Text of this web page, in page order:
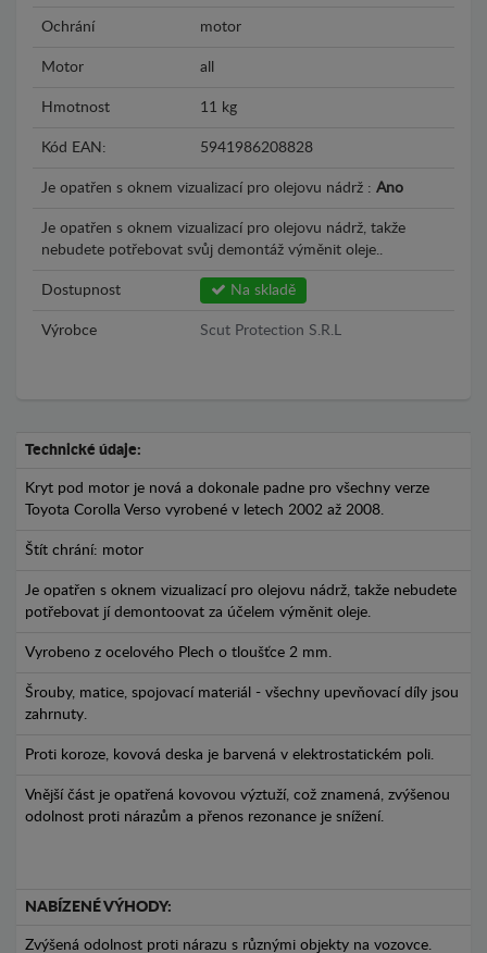
Ochrání motor
Motor all
Hmotnost 11 kg
Kód EAN: 5941986208828
Je opatřen s oknem vizualizací pro olejovu nádrž : Ano
Je opatřen s oknem vizualizací pro olejovu nádrž, takže
nebudete potřebovat svůj demontáž výměnit oleje..
Dostupnost Na skladě
Výrobce Scut Protection S.R.L
Technické údaje:
Kryt pod motor je nová a dokonale padne pro všechny verze
Toyota Corolla Verso vyrobené v letech 2002 až 2008.
Štít chrání: motor
Je opatřen s oknem vizualizací pro olejovu nádrž, takže nebudete
potřebovat jí demontoovat za účelem výměnit oleje.
Vyrobeno z ocelového Plech o tloušťce 2 mm.
Šrouby, matice, spojovací materiál - všechny upevňovací díly jsou
zahrnuty.
Proti koroze, kovová deska je barvená v elektrostatickém poli.
Vnější část je opatřená kovovou výztuží, což znamená, zvýšenou
odolnost proti nárazům a přenos rezonance je snížení.
NABÍZENÉ VÝHODY:
Zvýšená odolnost proti nárazu s různými objekty na vozovce.